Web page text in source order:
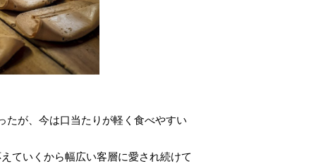
たが、今は口当たりが軽く食べやすい
ていくから幅広い客層に愛され続けて